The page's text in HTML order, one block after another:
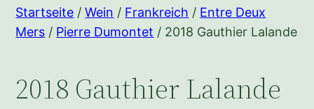
Startseite /Wein / Frankreich / Entre Deux
Mers / Pierre Dumontet / 2018 Gauthier Lalande
2018 Gauthier Lalande